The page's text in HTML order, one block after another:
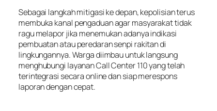
Sebagai langkah mitigasi ke depan, kepolisian terus
membuka kanal pengaduan agar masyarakat tidak
ragu melapor jika menemukan adanya indikasi
pembuatan atau peredaran senpi rakitan di
lingkungannya. Warga diimbau untuk langsung
menghubungi layanan Call Center 110 yang telah
terintegrasi secara online dan siap merespons
laporan dengan cepat.